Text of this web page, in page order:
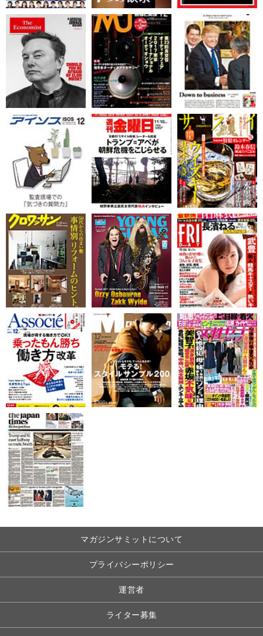
マガジンサミットについて
プライバシーポリシー
運営者
ライター募集